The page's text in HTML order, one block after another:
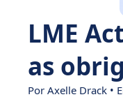
LME
as
Por Axelle Drack •